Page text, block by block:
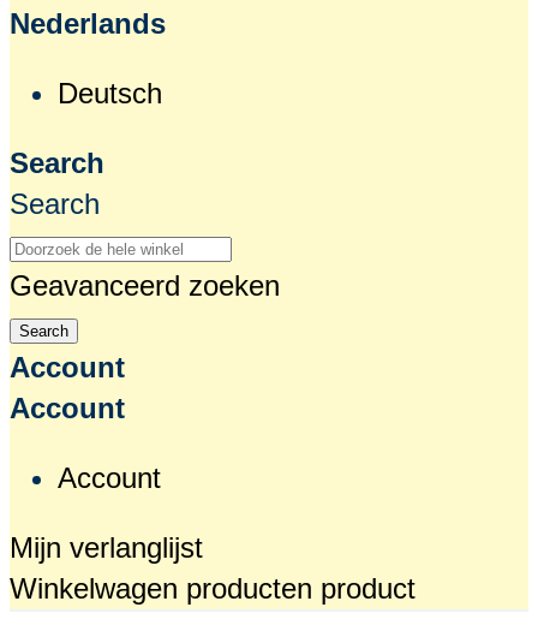
Nederlands
Deutsch
Search
Search
Geavanceerd zoeken
Search
Account
Account
Account
Mijn verlanglijst
Winkelwagen producten product